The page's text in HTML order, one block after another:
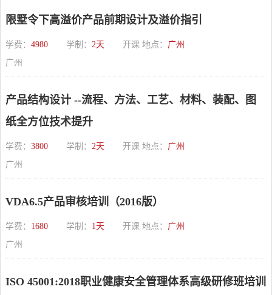
限墅令下高溢价产品前期设计及溢价指引
学费： 4980 学制： 2天 开课 地点： 广州
广州
产品结构设计 --流程、方法、工艺、材料、装配、图
纸全方位技术提升
学费： 3800 学制： 2天 开课 地点： 广州
广州
VDA6.5产品审核培训（2016版）
学费： 1680 学制： 1天 开课 地点： 广州
广州
ISO 45001:2018职业健康安全管理体系高级研修班培训